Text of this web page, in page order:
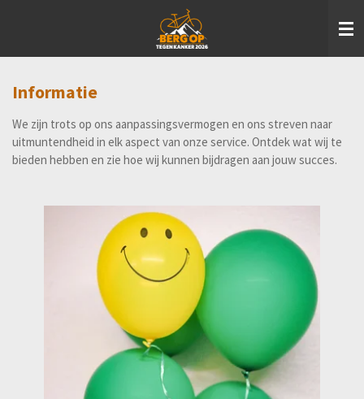
hoofdinhoud
Informatie
We zijn trots op ons aanpassingsvermogen en ons streven naar
uitmuntendheid in elk aspect van onze service. Ontdek wat wij te
bieden hebben en zie hoe wij kunnen bijdragen aan jouw succes.